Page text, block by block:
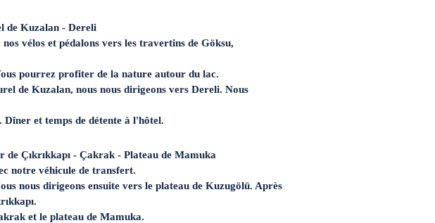
de Kuzalan - Dereli
vélos et pédalons vers les travertins de Göksu,
pourrez profiter de la nature autour du lac.
de Kuzalan, nous nous dirigeons vers Dereli. Nous
et temps de détente à l'hôtel.
Çıkrıkkapı - Çakrak - Plateau de Mamuka
notre véhicule de transfert.
nous dirigeons ensuite vers le plateau de Kuzugölü. Après
et le plateau de Mamuka.